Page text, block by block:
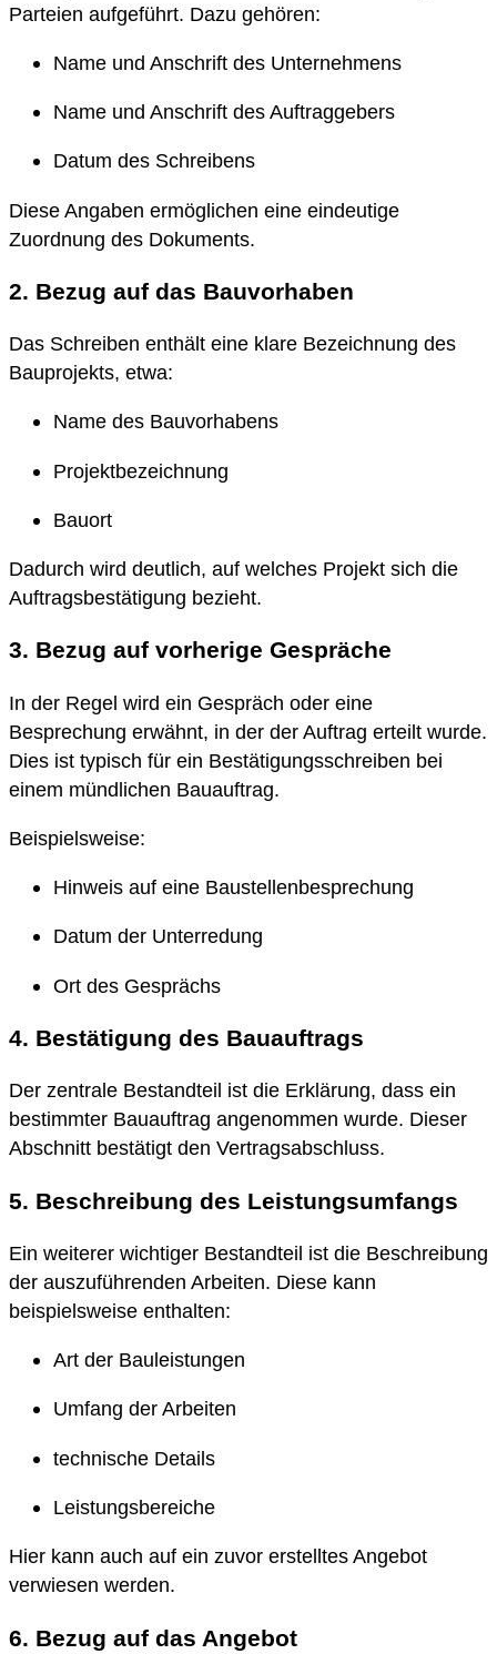
Parteien aufgeführt. Dazu gehören:
Name und Anschrift des Unternehmens
Name und Anschrift des Auftraggebers
Datum des Schreibens
Diese Angaben ermöglichen eine eindeutige
Zuordnung des Dokuments.
2. Bezug auf das Bauvorhaben
Das Schreiben enthält eine klare Bezeichnung des
Bauprojekts, etwa:
Name des Bauvorhabens
Projektbezeichnung
Bauort
Dadurch wird deutlich, auf welches Projekt sich die
Auftragsbestätigung bezieht.
3. Bezug auf vorherige Gespräche
In der Regel wird ein Gespräch oder eine
Besprechung erwähnt, in der der Auftrag erteilt wurde.
Dies ist typisch für ein Bestätigungsschreiben bei
einem mündlichen Bauauftrag.
Beispielsweise:
Hinweis auf eine Baustellenbesprechung
Datum der Unterredung
Ort des Gesprächs
4. Bestätigung des Bauauftrags
Der zentrale Bestandteil ist die Erklärung, dass ein
bestimmter Bauauftrag angenommen wurde. Dieser
Abschnitt bestätigt den Vertragsabschluss.
5. Beschreibung des Leistungsumfangs
Ein weiterer wichtiger Bestandteil ist die Beschreibung
der auszuführenden Arbeiten. Diese kann
beispielsweise enthalten:
Art der Bauleistungen
Umfang der Arbeiten
technische Details
Leistungsbereiche
Hier kann auch auf ein zuvor erstelltes Angebot
verwiesen werden.
6. Bezug auf das Angebot